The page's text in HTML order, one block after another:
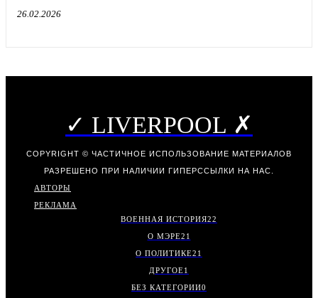
26.02.2026
✓ LIVERPOOL ✗
COPYRIGHT © ЧАСТИЧНОЕ ИСПОЛЬЗОВАНИЕ МАТЕРИАЛОВ
РАЗРЕШЕНО ПРИ НАЛИЧИИ ГИПЕРССЫЛКИ НА НАС.
АВТОРЫ
РЕКЛАМА
ВОЕННАЯ ИСТОРИЯ22
О МЭРЕ21
О ПОЛИТИКЕ21
ДРУГОЕ1
БЕЗ КАТЕГОРИИ0